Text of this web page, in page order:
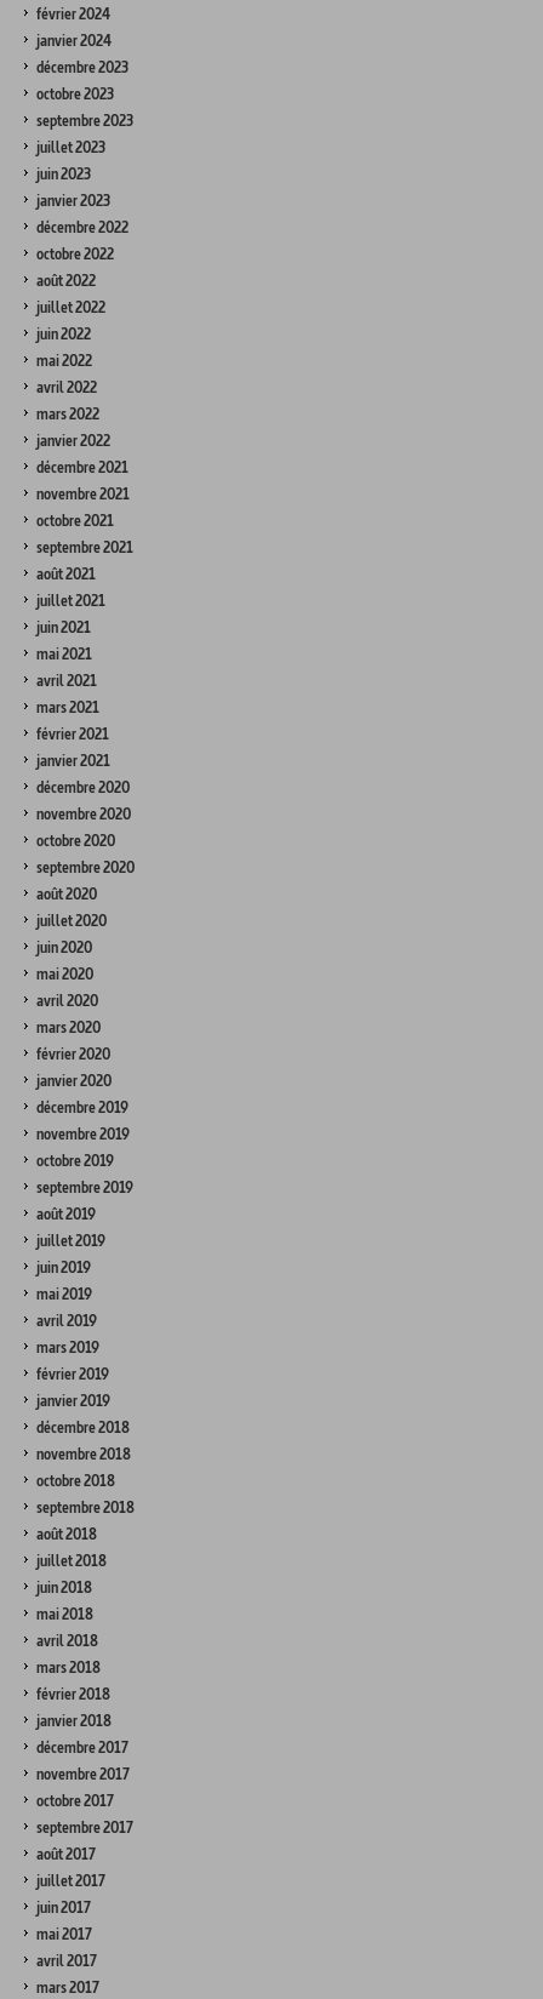
février 2024
janvier 2024
décembre 2023
octobre 2023
septembre 2023
juillet 2023
juin 2023
janvier 2023
décembre 2022
octobre 2022
août 2022
juillet 2022
juin 2022
mai 2022
avril 2022
mars 2022
janvier 2022
décembre 2021
novembre 2021
octobre 2021
septembre 2021
août 2021
juillet 2021
juin 2021
mai 2021
avril 2021
mars 2021
février 2021
janvier 2021
décembre 2020
novembre 2020
octobre 2020
septembre 2020
août 2020
juillet 2020
juin 2020
mai 2020
avril 2020
mars 2020
février 2020
janvier 2020
décembre 2019
novembre 2019
octobre 2019
septembre 2019
août 2019
juillet 2019
juin 2019
mai 2019
avril 2019
mars 2019
février 2019
janvier 2019
décembre 2018
novembre 2018
octobre 2018
septembre 2018
août 2018
juillet 2018
juin 2018
mai 2018
avril 2018
mars 2018
février 2018
janvier 2018
décembre 2017
novembre 2017
octobre 2017
septembre 2017
août 2017
juillet 2017
juin 2017
mai 2017
avril 2017
mars 2017